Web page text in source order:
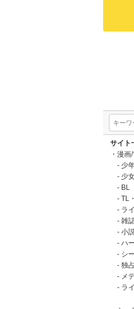
サイト
漫画
少
少
BL
TL
ラ
雑
小
ハ
シ
独
メ
ラ